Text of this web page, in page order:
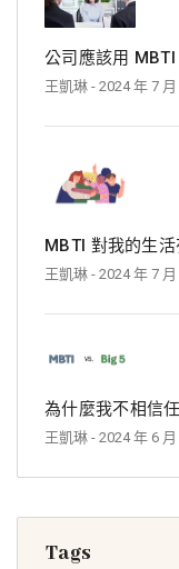
公司應該用 MBTI
王凱琳 - 2024 年 7 月
MBTI 對我的生
王凱琳 - 2024 年 7 月
為什麼我不相信
王凱琳 - 2024 年 6 月
Tags